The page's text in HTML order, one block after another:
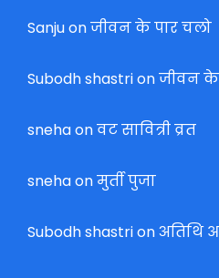
Sanjuonजीवन के पार चलो
Subodh shastrionजीवन के
snehaonवट सावित्री व्रत
snehaonमुर्ती पुजा
Subodh shastrionअतिथि